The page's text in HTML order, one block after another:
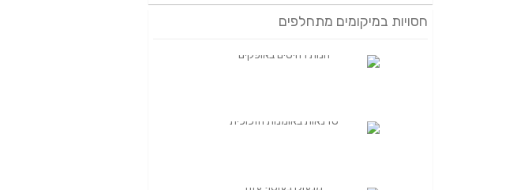
חסויות במיקומים מתחלפים